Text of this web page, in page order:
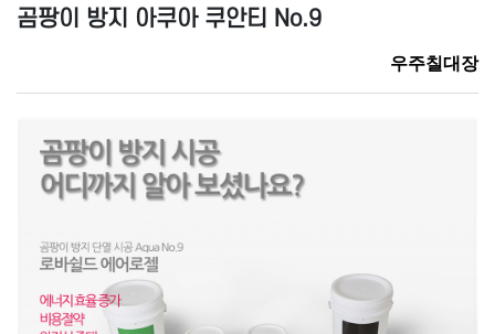
곰팡이 방지 아쿠아 쿠안티 No.9
우주칠대장